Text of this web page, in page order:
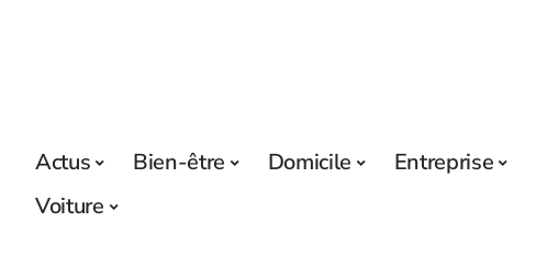
Actus Bien-être Domicile Entreprise
Voiture